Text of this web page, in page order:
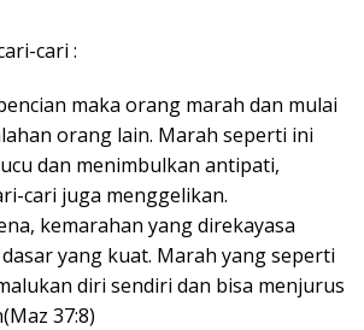
cari :
maka orang marah dan mulai
orang lain. Marah seperti ini
dan menimbulkan antipati,
cari juga menggelikan.
kemarahan yang direkayasa
yang kuat. Marah yang seperti
diri sendiri dan bisa menjurus
37:8)